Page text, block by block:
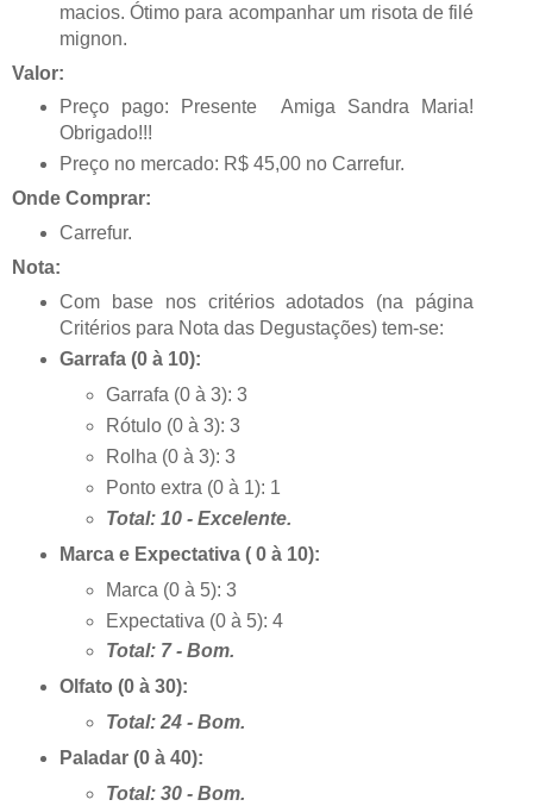
macios. Ótimo para acompanhar um risota de filé
mignon.
Valor:
Preço pago: Presente Amiga Sandra Maria!
Obrigado!!!
Preço no mercado: R$ 45,00 no Carrefur.
Onde Comprar:
Carrefur.
Nota:
Com base nos critérios adotados (na página
Critérios para Nota das Degustações) tem-se:
Garrafa (0 à 10):
Garrafa (0 à 3): 3
Rótulo (0 à 3): 3
Rolha (0 à 3): 3
Ponto extra (0 à 1): 1
Total: 10 - Excelente.
Marca e Expectativa ( 0 à 10):
Marca (0 à 5): 3
Expectativa (0 à 5): 4
Total: 7 - Bom.
Olfato (0 à 30):
Total: 24 - Bom.
Paladar (0 à 40):
Total: 30 - Bom.